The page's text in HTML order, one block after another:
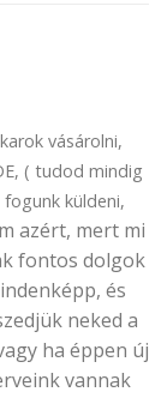
vásárolni,
( tudod mindig
küldeni,
azért, mert mi
fontos dolgok
és
neked a
ha éppen új
vannak